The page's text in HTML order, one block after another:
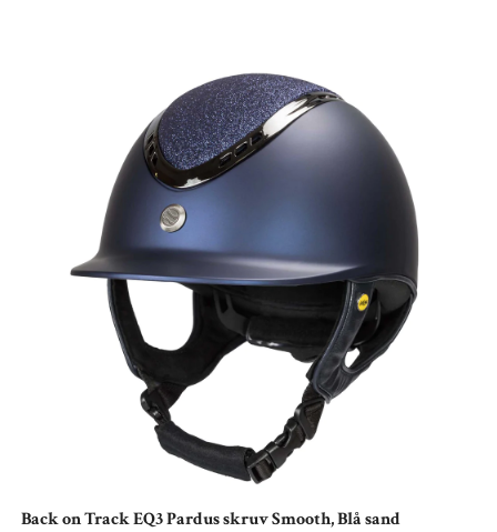
Back on Track EQ3 Pardus skruv Smooth, Blå sand